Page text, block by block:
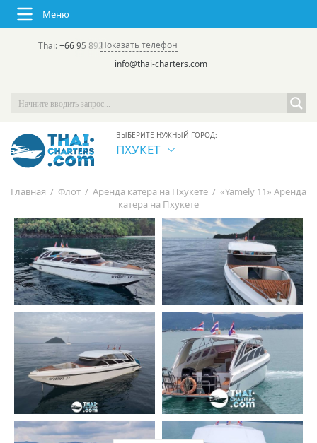
Меню
Thai:+66 95 892 7646(rus/eng) | в России:
Показать телефон
info@thai-charters.com
ВЫБЕРИТЕ НУЖНЫЙ ГОРОД:
ПХУКЕТ
Главная / Флот / Аренда катера на Пхукете / «Yamely 11» Аренда
катера на Пхукете